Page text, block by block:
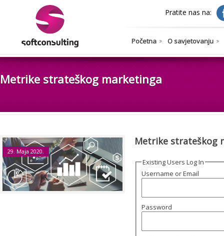
Pratite nas na:
Početna O savjetovanju
Metrike strateškog marketinga
29. Maja 2020.
Metrike strateškog
Existing Users Log In
Username or Email
Password